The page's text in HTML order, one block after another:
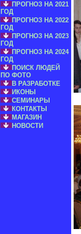
ПРОГНОЗ НА 2021
ГОД
ПРОГНОЗ НА 2022
ГОД
ПРОГНОЗ НА 2023
ГОД
ПРОГНОЗ НА 2024
ГОД
ПОИСК ЛЮДЕЙ
ПО ФОТО
В РАЗРАБОТКЕ
ИКОНЫ
СЕМИНАРЫ
КОНТАКТЫ
МАГАЗИН
НОВОСТИ